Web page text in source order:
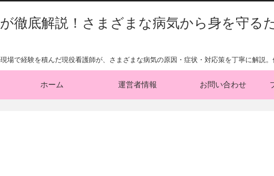
徹底解説！さまざまな病気から身を守る
場で経験を積んだ現役看護師が、さまざまな病気の原因・症状・対応策を丁寧に解説
ホーム 運営者情報 お問い合わせ